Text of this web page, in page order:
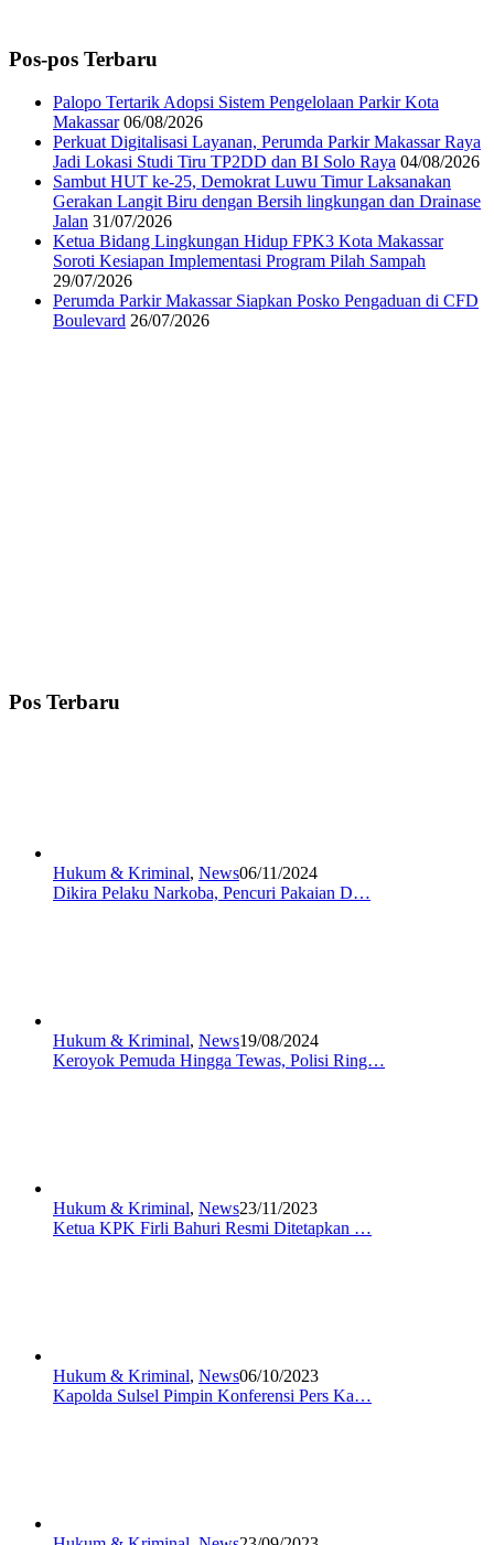
Pos-pos Terbaru
Palopo Tertarik Adopsi Sistem Pengelolaan Parkir Kota
Makassar 06/08/2026
Perkuat Digitalisasi Layanan, Perumda Parkir Makassar Raya
Jadi Lokasi Studi Tiru TP2DD dan BI Solo Raya 04/08/2026
Sambut HUT ke-25, Demokrat Luwu Timur Laksanakan
Gerakan Langit Biru dengan Bersih lingkungan dan Drainase
Jalan 31/07/2026
Ketua Bidang Lingkungan Hidup FPK3 Kota Makassar
Soroti Kesiapan Implementasi Program Pilah Sampah
29/07/2026
Perumda Parkir Makassar Siapkan Posko Pengaduan di CFD
Boulevard 26/07/2026
Pos Terbaru
Hukum & Kriminal, News06/11/2024
Dikira Pelaku Narkoba, Pencuri Pakaian D…
Hukum & Kriminal, News19/08/2024
Keroyok Pemuda Hingga Tewas, Polisi Ring…
Hukum & Kriminal, News23/11/2023
Ketua KPK Firli Bahuri Resmi Ditetapkan …
Hukum & Kriminal, News06/10/2023
Kapolda Sulsel Pimpin Konferensi Pers Ka…